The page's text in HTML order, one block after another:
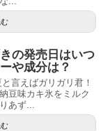
の発売日はいつ
や成分は？
言えばガリガリ君！
豆味カキ氷をミルク
あず...